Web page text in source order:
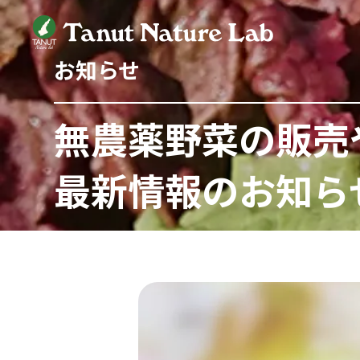
お知らせ
無農薬野菜の販売
最新情報のお知ら